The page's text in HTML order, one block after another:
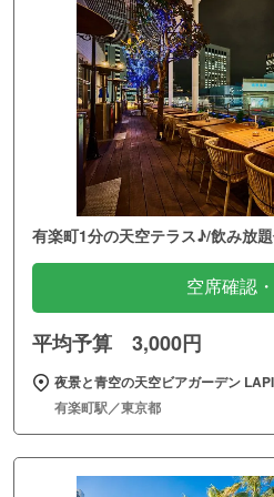
有楽町1分の天空テラス♪/飲み放
空席確認
平均予算 3,000円
夜景と青空の天空ビアガーデン
有楽町駅／東京都